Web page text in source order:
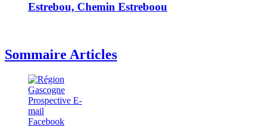
Estrebou, Chemin Estreboou
Sommaire Articles